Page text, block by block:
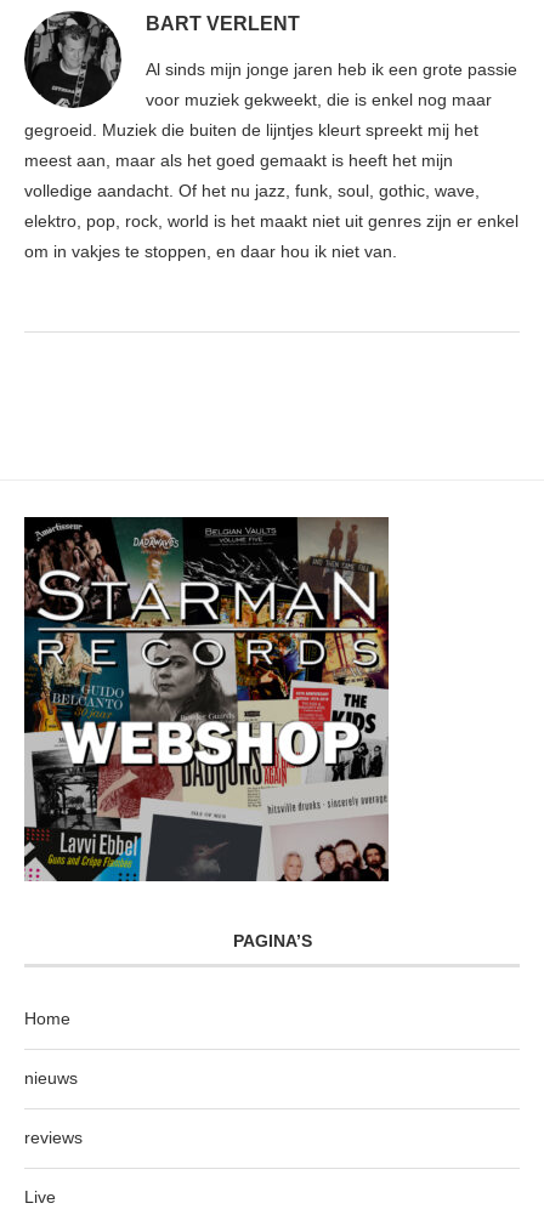
BART VERLENT
Al sinds mijn jonge jaren heb ik een grote passie
voor muziek gekweekt, die is enkel nog maar
gegroeid. Muziek die buiten de lijntjes kleurt spreekt mij het
meest aan, maar als het goed gemaakt is heeft het mijn
volledige aandacht. Of het nu jazz, funk, soul, gothic, wave,
elektro, pop, rock, world is het maakt niet uit genres zijn er enkel
om in vakjes te stoppen, en daar hou ik niet van.
PAGINA’S
Home
nieuws
reviews
Live